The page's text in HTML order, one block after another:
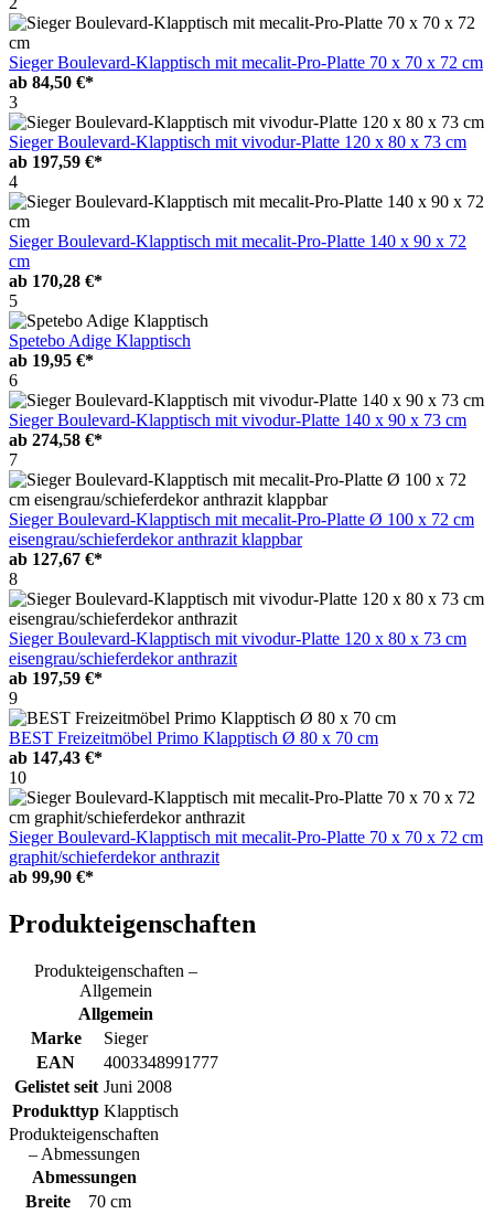
Sieger Boulevard-Klapptisch mit mecalit-Pro-Platte 70 x 70 x 72 cm
ab 84,50 €*
3
Sieger Boulevard-Klapptisch mit vivodur-Platte 120 x 80 x 73 cm
ab 197,59 €*
4
Sieger Boulevard-Klapptisch mit mecalit-Pro-Platte 140 x 90 x 72
cm
ab 170,28 €*
5
Spetebo Adige Klapptisch
ab 19,95 €*
6
Sieger Boulevard-Klapptisch mit vivodur-Platte 140 x 90 x 73 cm
ab 274,58 €*
7
Sieger Boulevard-Klapptisch mit mecalit-Pro-Platte Ø 100 x 72 cm
eisengrau/schieferdekor anthrazit klappbar
ab 127,67 €*
8
Sieger Boulevard-Klapptisch mit vivodur-Platte 120 x 80 x 73 cm
eisengrau/schieferdekor anthrazit
ab 197,59 €*
9
BEST Freizeitmöbel Primo Klapptisch Ø 80 x 70 cm
ab 147,43 €*
10
Sieger Boulevard-Klapptisch mit mecalit-Pro-Platte 70 x 70 x 72 cm
graphit/schieferdekor anthrazit
ab 99,90 €*
Produkteigenschaften
Produkteigenschaften –
Allgemein
Allgemein
Marke
Sieger
EAN
4003348991777
Gelistet seit Juni 2008
Produkttyp Klapptisch
Produkteigenschaften
– Abmessungen
Abmessungen
Breite
70 cm